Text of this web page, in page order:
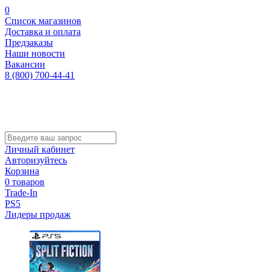
0
Список магазинов
Доставка и оплата
Предзаказы
Наши новости
Вакансии
8 (800) 700-44-41
Личный кабинет
Авторизуйтесь
Корзина
0 товаров
Trade-In
PS5
Лидеры продаж